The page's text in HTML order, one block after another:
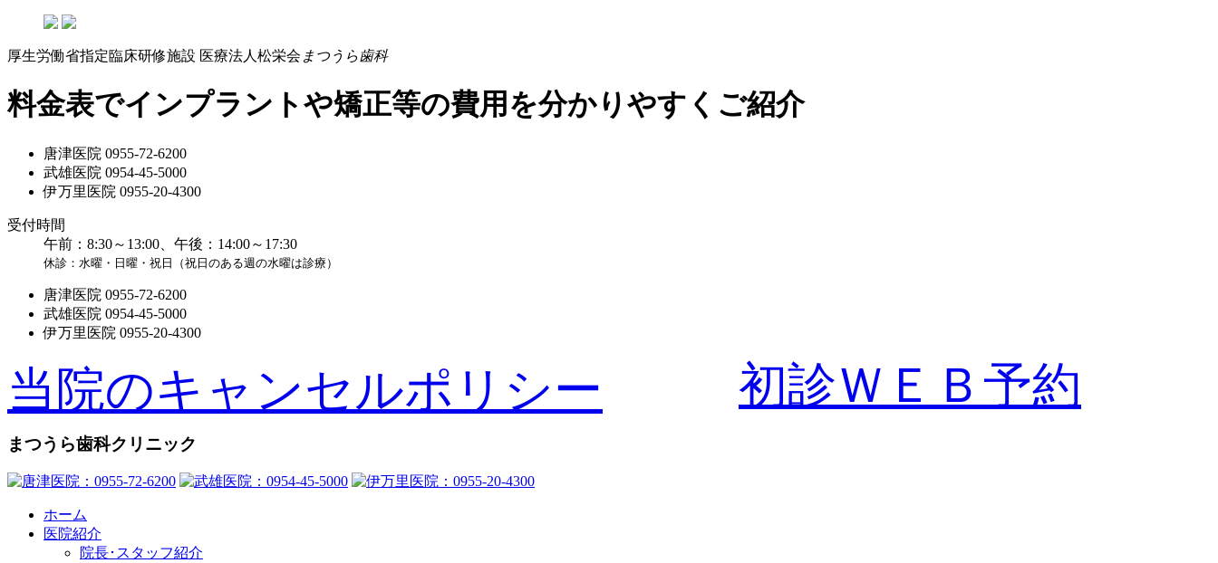
厚生労働省指定臨床研修施設 医療法人松栄会 まつうら歯科
料金表でインプラントや矯正等の費用を分かりやすくご紹介
唐津医院 0955-72-6200
武雄医院 0954-45-5000
伊万里医院 0955-20-4300
受付時間
午前：8:30～13:00、午後：14:00～17:30
休診：水曜・日曜・祝日（祝日のある週の水曜は診療）
唐津医院 0955-72-6200
武雄医院 0954-45-5000
伊万里医院 0955-20-4300
初診ＷＥＢ予約
当院のキャンセルポリシー
まつうら歯科クリニック
ホーム
医院紹介
院長･スタッフ紹介